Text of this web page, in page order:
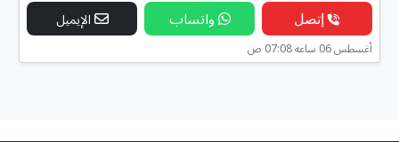
إتصل واتساب الإيميل
أغسطس 06 ساعه 07:08 ص